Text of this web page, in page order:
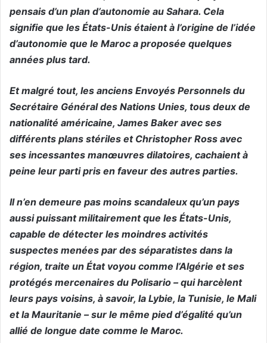
pensais d’un plan d’autonomie au Sahara. Cela
signifie que les États-Unis étaient à l’origine de l’idée
d’autonomie que le Maroc a proposée quelques
années plus tard.
Et malgré tout, les anciens Envoyés Personnels du
Secrétaire Général des Nations Unies, tous deux de
nationalité américaine, James Baker avec ses
différents plans stériles et Christopher Ross avec
ses incessantes manœuvres dilatoires, cachaient à
peine leur parti pris en faveur des autres parties.
Il n’en demeure pas moins scandaleux qu’un pays
aussi puissant militairement que les États-Unis,
capable de détecter les moindres activités
suspectes menées par des séparatistes dans la
région, traite un État voyou comme l’Algérie et ses
protégés mercenaires du Polisario – qui harcèlent
leurs pays voisins, à savoir, la Lybie, la Tunisie, le Mali
et la Mauritanie – sur le même pied d’égalité qu’un
allié de longue date comme le Maroc.